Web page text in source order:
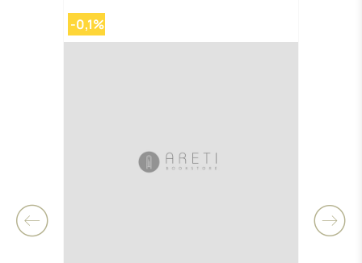
-0,1%